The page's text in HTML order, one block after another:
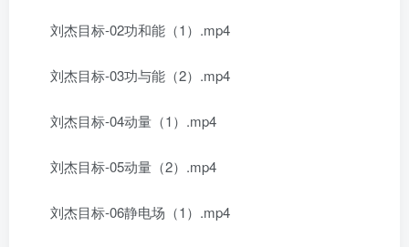
刘杰目标-02功和能（1）.mp4
刘杰目标-03功与能（2）.mp4
刘杰目标-04动量（1）.mp4
刘杰目标-05动量（2）.mp4
刘杰目标-06静电场（1）.mp4